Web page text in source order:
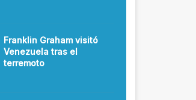
Franklin Graham visitó
Venezuela tras el
terremoto